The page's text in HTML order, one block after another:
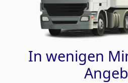
In wenigen